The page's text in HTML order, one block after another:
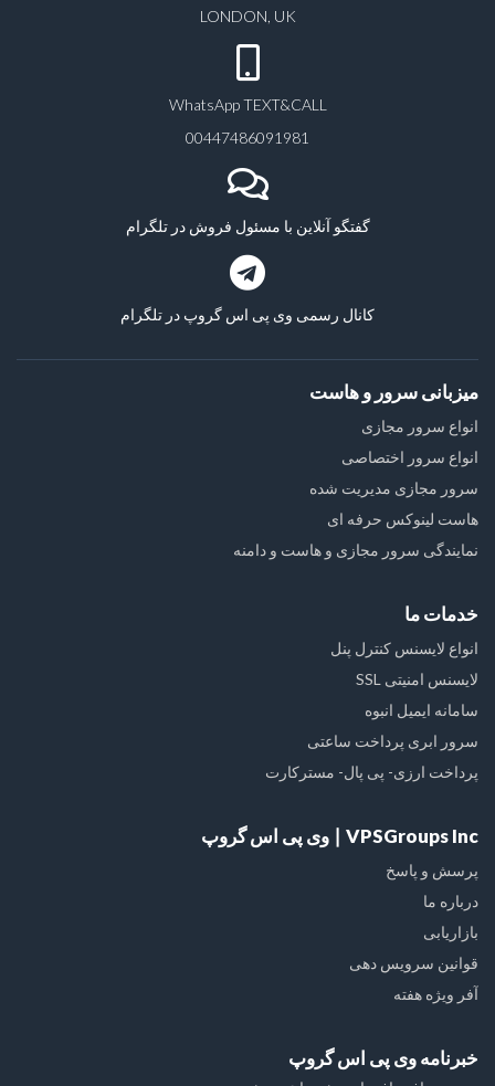
LONDON, UK
WhatsApp TEXT&CALL
00447486091981
گفتگو آنلاین با مسئول فروش در تلگرام
کانال رسمی وی پی اس گروپ در تلگرام
میزبانی سرور و هاست
انواع سرور مجازی
انواع سرور اختصاصی
سرور مجازی مدیریت شده
هاست لینوکس حرفه ای
نمایندگی سرور مجازی و هاست و دامنه
خدمات ما
انواع لایسنس کنترل پنل
لایسنس امنیتی SSL
سامانه ایمیل انبوه
سرور ابری پرداخت ساعتی
پرداخت ارزی- پی پال- مسترکارت
VPSGroups Inc ∣ وی پی اس گروپ
پرسش و پاسخ
درباره ما
بازاریابی
قوانین سرویس دهی
آفر ویژه هفته
خبرنامه وی پی اس گروپ